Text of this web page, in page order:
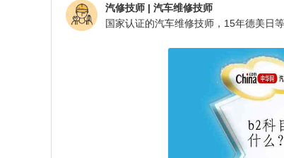
汽修技师 | 汽车维修技师